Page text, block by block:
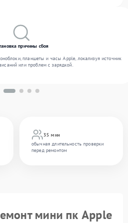
35 мин
обычная длительность проверки
перед ремонтом
причины сбоя
планшеты и часы Apple, локализуя источник
или проблем с зарядкой.
мини пк Apple